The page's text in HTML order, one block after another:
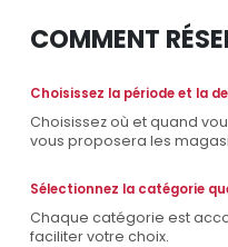
COMMENT
Choisissez la période et la
Choisissez où et quand
vous proposera les
Sélectionnez la catégorie
Chaque catégorie est
faciliter votre choix.